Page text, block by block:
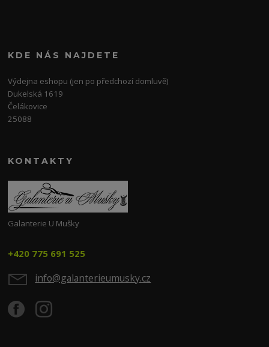
KDE NÁS NAJDETE
Výdejna eshopu (jen po předchozí domluvě)
Dukelská 1619
Čelákovice
25088
KONTAKTY
Galanterie U Mušky
+420 775 691 525
info@galanterieumusky.cz